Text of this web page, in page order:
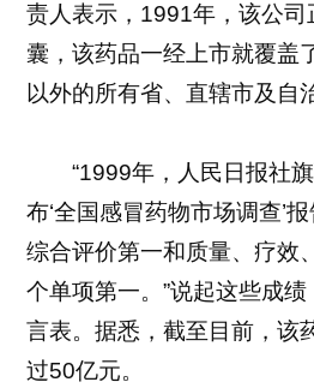
责人表示，1991年，该公司
囊，该药品一经上市就覆盖
以外的所有省、直辖市及自
“1999年，人民日报社旗
布‘全国感冒药物市场调查’
综合评价第一和质量、疗效
个单项第一。”说起这些成
言表。据悉，截至目前，该
过50亿元。